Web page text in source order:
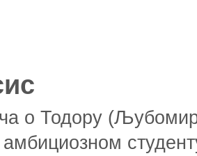
о Тодору